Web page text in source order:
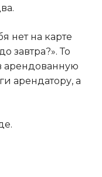
нет на карте
завтра?». То
арендованную
арендатору, а